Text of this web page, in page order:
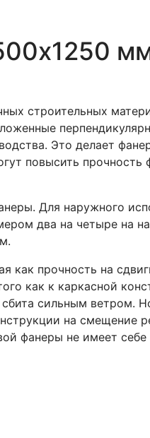
строительных
Это делает
повысить прочность
Для наружного
два на четыре на
как прочность на
как к каркасной
сильным ветром.
на смещение
фанеры не имеет